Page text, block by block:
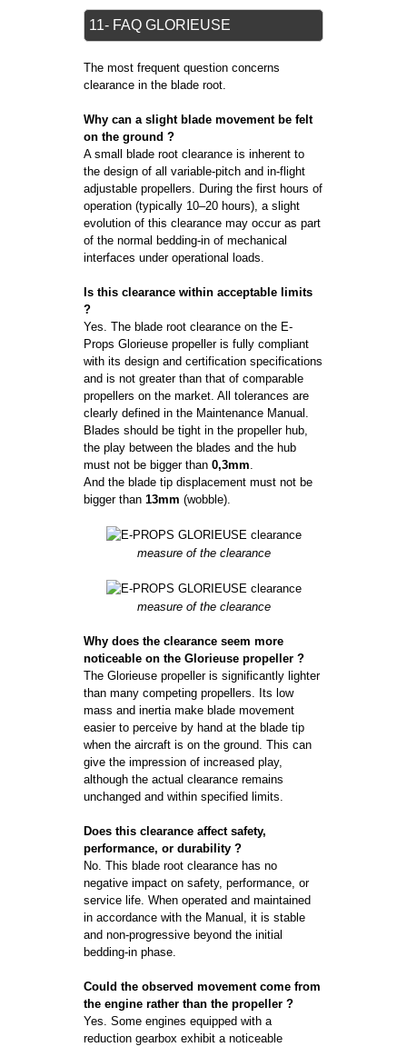
11- FAQ GLORIEUSE
The most frequent question concerns
clearance in the blade root.
Why can a slight blade movement be felt
on the ground ?
A small blade root clearance is inherent to
the design of all variable-pitch and in-flight
adjustable propellers. During the first hours of
operation (typically 10–20 hours), a slight
evolution of this clearance may occur as part
of the normal bedding-in of mechanical
interfaces under operational loads.
Is this clearance within acceptable limits
?
Yes. The blade root clearance on the E-
Props Glorieuse propeller is fully compliant
with its design and certification specifications
and is not greater than that of comparable
propellers on the market. All tolerances are
clearly defined in the Maintenance Manual.
Blades should be tight in the propeller hub,
the play between the blades and the hub
must not be bigger than0,3mm.
And the blade tip displacement must not be
bigger than13mm (wobble).
measure of the clearance
measure of the clearance
Why does the clearance seem more
noticeable on the Glorieuse propeller ?
The Glorieuse propeller is significantly lighter
than many competing propellers. Its low
mass and inertia make blade movement
easier to perceive by hand at the blade tip
when the aircraft is on the ground. This can
give the impression of increased play,
although the actual clearance remains
unchanged and within specified limits.
Does this clearance affect safety,
performance, or durability ?
No. This blade root clearance has no
negative impact on safety, performance, or
service life. When operated and maintained
in accordance with the Manual, it is stable
and non-progressive beyond the initial
bedding-in phase.
Could the observed movement come from
the engine rather than the propeller ?
Yes. Some engines equipped with a
reduction gearbox exhibit a noticeable